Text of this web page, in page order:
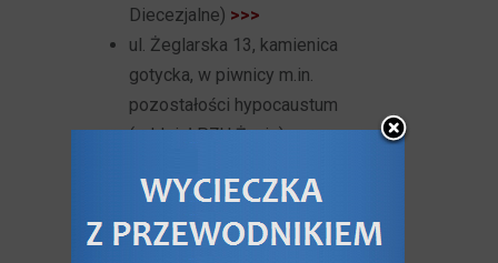
Diecezjalne) >>>
ul. Żeglarska 13, kamienica
gotycka, w piwnicy m.in.
pozostałości hypocaustum
(oddział PZU Życie)>>>
kondygnacyjne piwnice (m.in.
średniowieczne więzienie)